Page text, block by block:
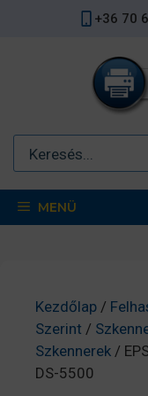
+36 70
MENÜ
Kezdőlap /
Szerint /
Szkennerek /
DS-5500